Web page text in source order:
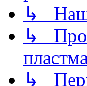
↳
↳
↳